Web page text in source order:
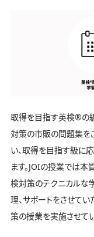
取得を目指す英検®️の
対策の市販の問題集を
い、取得を目指す級に
ます。JOIの授業では
検対策のテクニカルな
理、サポートをさせて
策の授業を実施させて